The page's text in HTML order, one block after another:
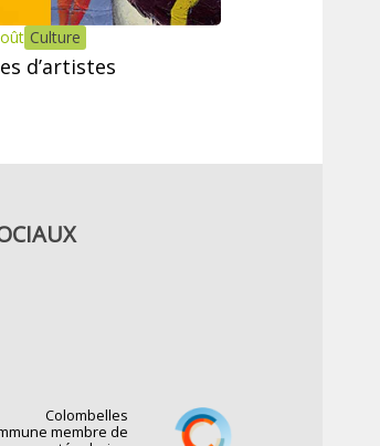
Culture
d’artistes
Colombelles
membre de